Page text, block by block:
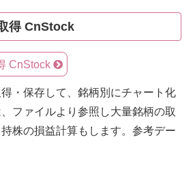
得 CnStock
CnStock
・保存して、銘柄別にチャート化
ファイルより参照し大量銘柄の取
株の損益計算もします。参考デー